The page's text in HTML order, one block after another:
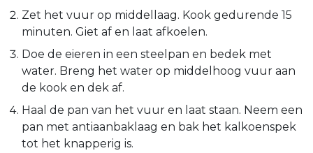
Zet het vuur op middellaag. Kook gedurende 15
minuten. Giet af en laat afkoelen.
Doe de eieren in een steelpan en bedek met
water. Breng het water op middelhoog vuur aan
de kook en dek af.
Haal de pan van het vuur en laat staan. Neem een
pan met antiaanbaklaag en bak het kalkoenspek
tot het knapperig is.